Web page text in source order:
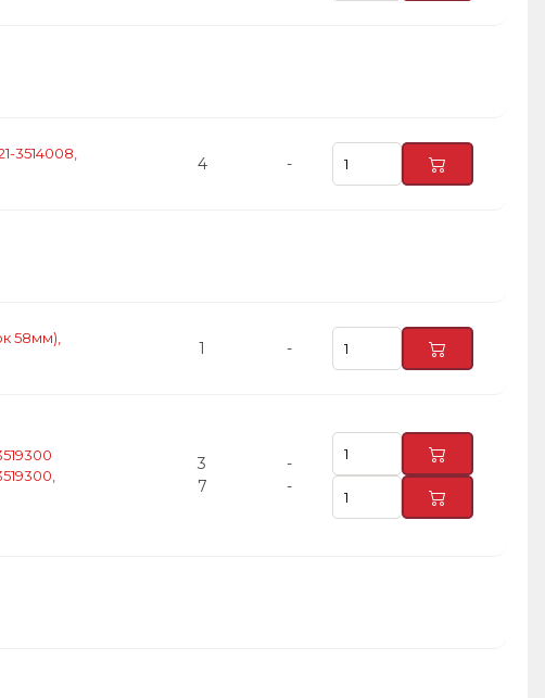
3514008,
4 -
58мм),
1 -
3
7
-
-